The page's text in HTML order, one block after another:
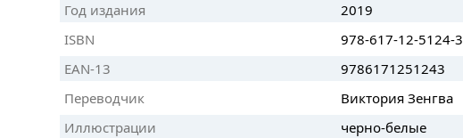
Год издания
2019
ISBN
978-617-12-5124-3
EAN-13
9786171251243
Переводчик
Виктория Зенгва
Иллюстрации
черно-белые